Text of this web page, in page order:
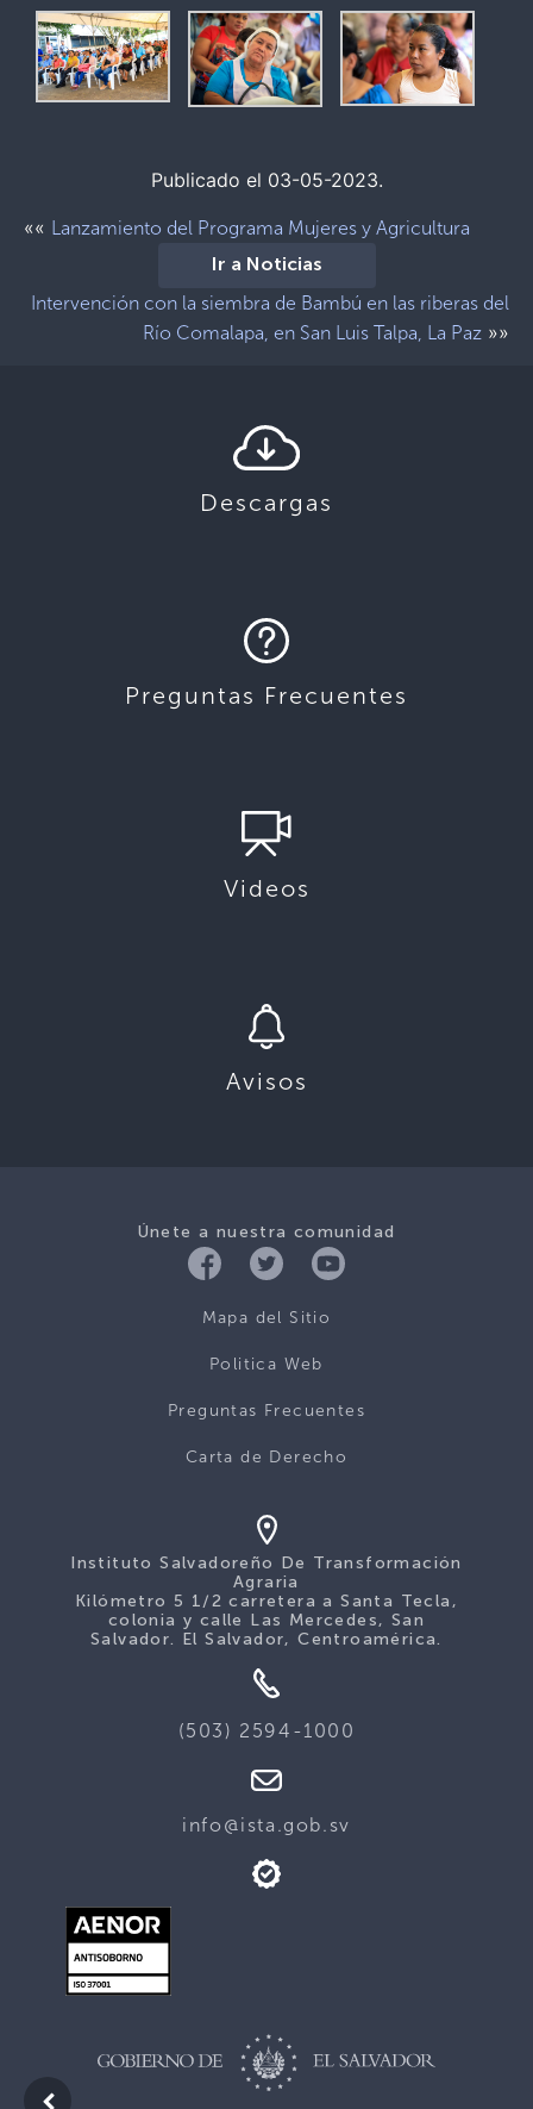
Publicado el 03-05-2023.
«« Lanzamiento del Programa Mujeres y Agricultura
Ir a Noticias
Intervención con la siembra de Bambú en las riberas del
Río Comalapa, en San Luis Talpa, La Paz »»
Descargas
Preguntas Frecuentes
Videos
Avisos
Únete a nuestra comunidad
Mapa del Sitio
Politica Web
Preguntas Frecuentes
Carta de Derecho
Instituto Salvadoreño De Transformación
Agraria
Kilómetro 5 1/2 carretera a Santa Tecla,
colonia y calle Las Mercedes, San
Salvador. El Salvador, Centroamérica.
(503) 2594-1000
info@ista.gob.sv